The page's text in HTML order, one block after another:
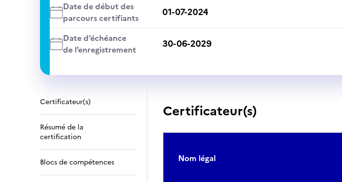
Date de début des
parcours certifiants
01-07-2024
Date d’échéance
de l’enregistrement
30-06-2029
Certificateur(s)
Résumé de la
certification
Blocs de compétences
Certificateur(s)
Nom légal